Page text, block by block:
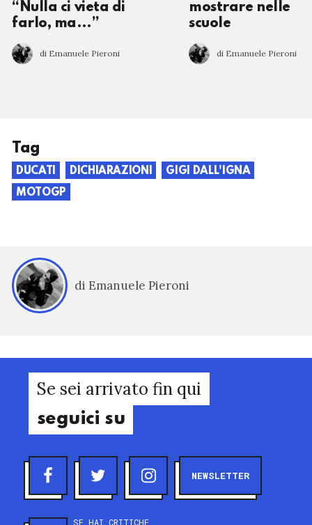
“Nulla ci vieta di
farlo, ma…”
di Emanuele Pieroni
mostrare nelle
scuole
di Emanuele Pieroni
Tag
DUCATI DICHIARAZIONI
GIGI DALL'IGNA
MOTOGP
di Emanuele Pieroni
Se sei arrivato fin qui
seguici su
NEWSLETTER
SE HAI CRITICHE